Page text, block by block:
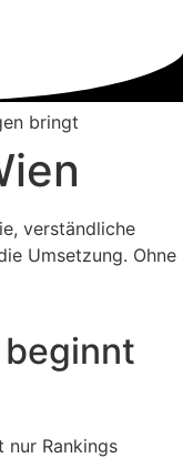
bringt
verständliche
Umsetzung. Ohne
nur Rankings